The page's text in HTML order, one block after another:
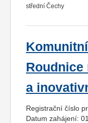
střední Čechy
Roudnice
a
Registrační číslo
Datum zahájení: